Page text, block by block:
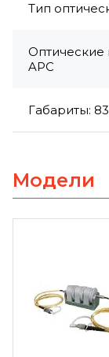
Тип
Оптические
APC
Габариты:
Модели